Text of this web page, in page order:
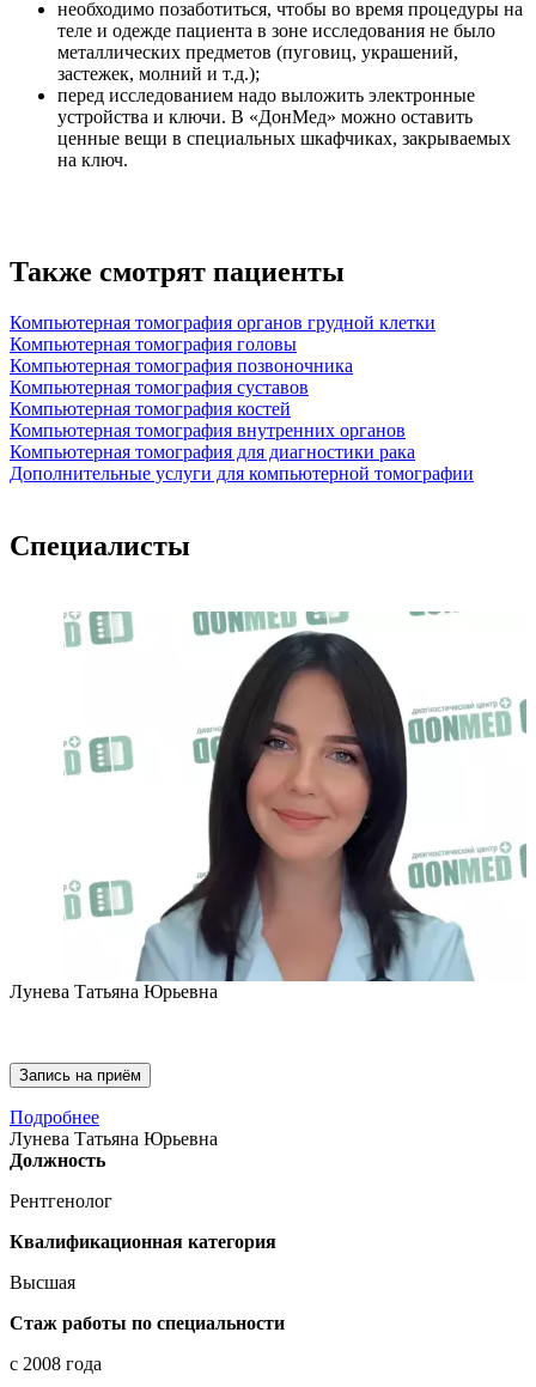
необходимо позаботиться, чтобы во время процедуры на
теле и одежде пациента в зоне исследования не было
металлических предметов (пуговиц, украшений,
застежек, молний и т.д.);
перед исследованием надо выложить электронные
устройства и ключи. В «ДонМед» можно оставить
ценные вещи в специальных шкафчиках, закрываемых
на ключ.
Также смотрят пациенты
Компьютерная томография органов грудной клетки
Компьютерная томография головы
Компьютерная томография позвоночника
Компьютерная томография суставов
Компьютерная томография костей
Компьютерная томография внутренних органов
Компьютерная томография для диагностики рака
Дополнительные услуги для компьютерной томографии
Специалисты
Рентгенолог
Лунева Татьяна Юрьевна
Запись на приём
Подробнее
Лунева Татьяна Юрьевна
Должность
Рентгенолог
Квалификационная категория
Высшая
Стаж работы по специальности
с 2008 года